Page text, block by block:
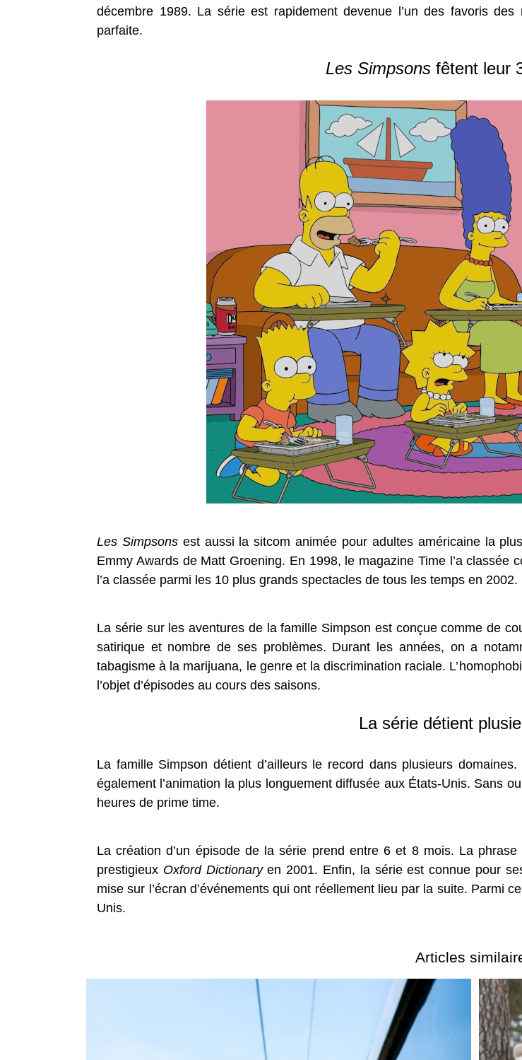
décembre 1989. La série est rapidement devenue l’un des favoris
parfaite.
Les Simpsonsfêtent leur
Les Simpsonsest aussi la sitcom animée pour adultes américaine la
Emmy Awards de Matt Groening. En 1998, le magazine Time l’a
l’a classée parmi les 10 plus grands spectacles de tous les temps en 2002.
La série sur les aventures de la famille Simpson est conçue comme de
satirique et nombre de ses problèmes. Durant les années, on a
tabagisme à la marijuana, le genre et la discrimination raciale.
l’objet d’épisodes au cours des saisons.
La série détient
La famille Simpson détient d’ailleurs le record dans plusieurs
également l’animation la plus longuement diffusée aux États-Unis. Sans
heures de prime time.
La création d’un épisode de la série prend entre 6 et 8 mois. La
prestigieux Oxford Dictionaryen 2001. Enfin, la série est connue pour
mise sur l’écran d’événements qui ont réellement lieu par la suite. Parmi
Unis.
Articles